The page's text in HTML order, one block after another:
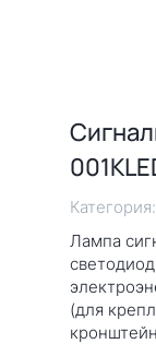
Категория:
Лампа
(для